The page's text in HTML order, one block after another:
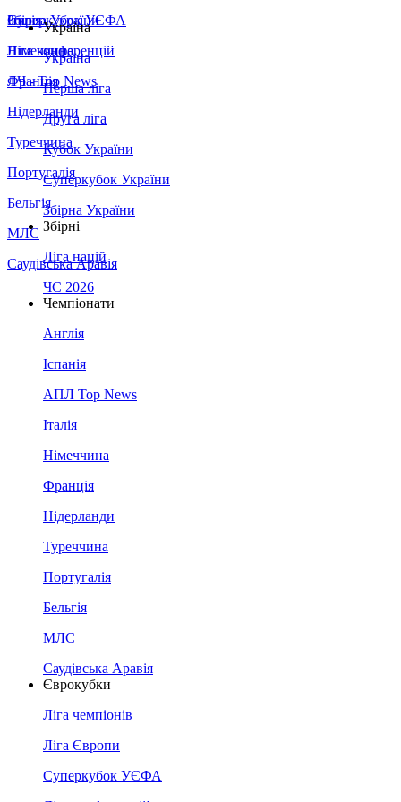
Збірна України
Італія
Німеччина
Франція
Нідерланди
Туреччина
Португалія
Бельгія
МЛС
Саудівська Аравія
Суперкубок УЄФА
Ліга конференцій
ЛЧ - Top News
Україна
Україна
Перша ліга
Друга ліга
Кубок України
Суперкубок України
Збірна України
Збірні
Ліга націй
ЧС 2026
Чемпіонати
Англія
Іспанія
АПЛ Top News
Італія
Німеччина
Франція
Нідерланди
Туреччина
Португалія
Бельгія
МЛС
Саудівська Аравія
Єврокубки
Ліга чемпіонів
Ліга Європи
Суперкубок УЄФА